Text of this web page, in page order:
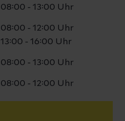
08:00 - 13:00 Uhr
08:00 - 12:00 Uhr
13:00 - 16:00 Uhr
08:00 - 13:00 Uhr
08:00 - 12:00 Uhr